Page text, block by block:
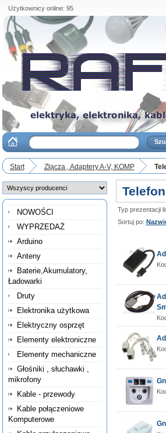
Użytkownicy online: 95
Start Złącza , Adaptery A-V, KOMP
NOWOŚCI
WYPRZEDAŻ
Arduino
Anteny
Baterie,Akumulatory,
Ładowarki
Druty
Elektronika użytkowa
Elektryczny osprzęt
Elementy elektroniczne
Elementy mechaniczne
Głośniki , słuchawki ,
mikrofony
Kable - przewody
Kable połączeniowe
Komputerowe
Typ prezentacji
Sortuj po: